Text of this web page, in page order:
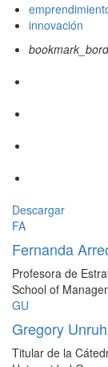
innovación
Descargar
FA
Fernanda
Profesora de
School of
GU
Gregory Unruh
Titular de la